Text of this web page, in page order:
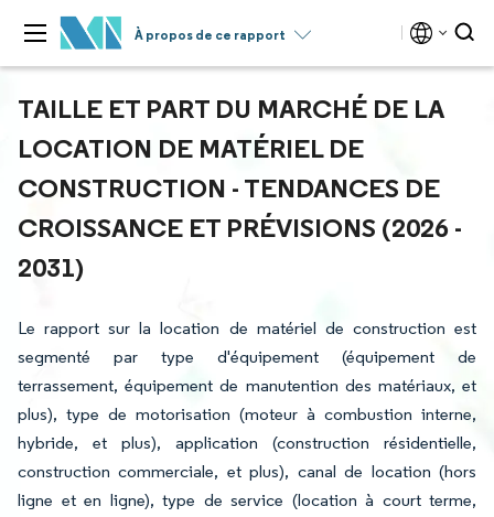
À propos de ce rapport
TAILLE ET PART DU MARCHÉ DE LA
LOCATION DE MATÉRIEL DE
CONSTRUCTION - TENDANCES DE
CROISSANCE ET PRÉVISIONS (2026 -
2031)
Le rapport sur la location de matériel de construction est
segmenté par type d'équipement (équipement de
terrassement, équipement de manutention des matériaux, et
plus), type de motorisation (moteur à combustion interne,
hybride, et plus), application (construction résidentielle,
construction commerciale, et plus), canal de location (hors
ligne et en ligne), type de service (location à court terme,